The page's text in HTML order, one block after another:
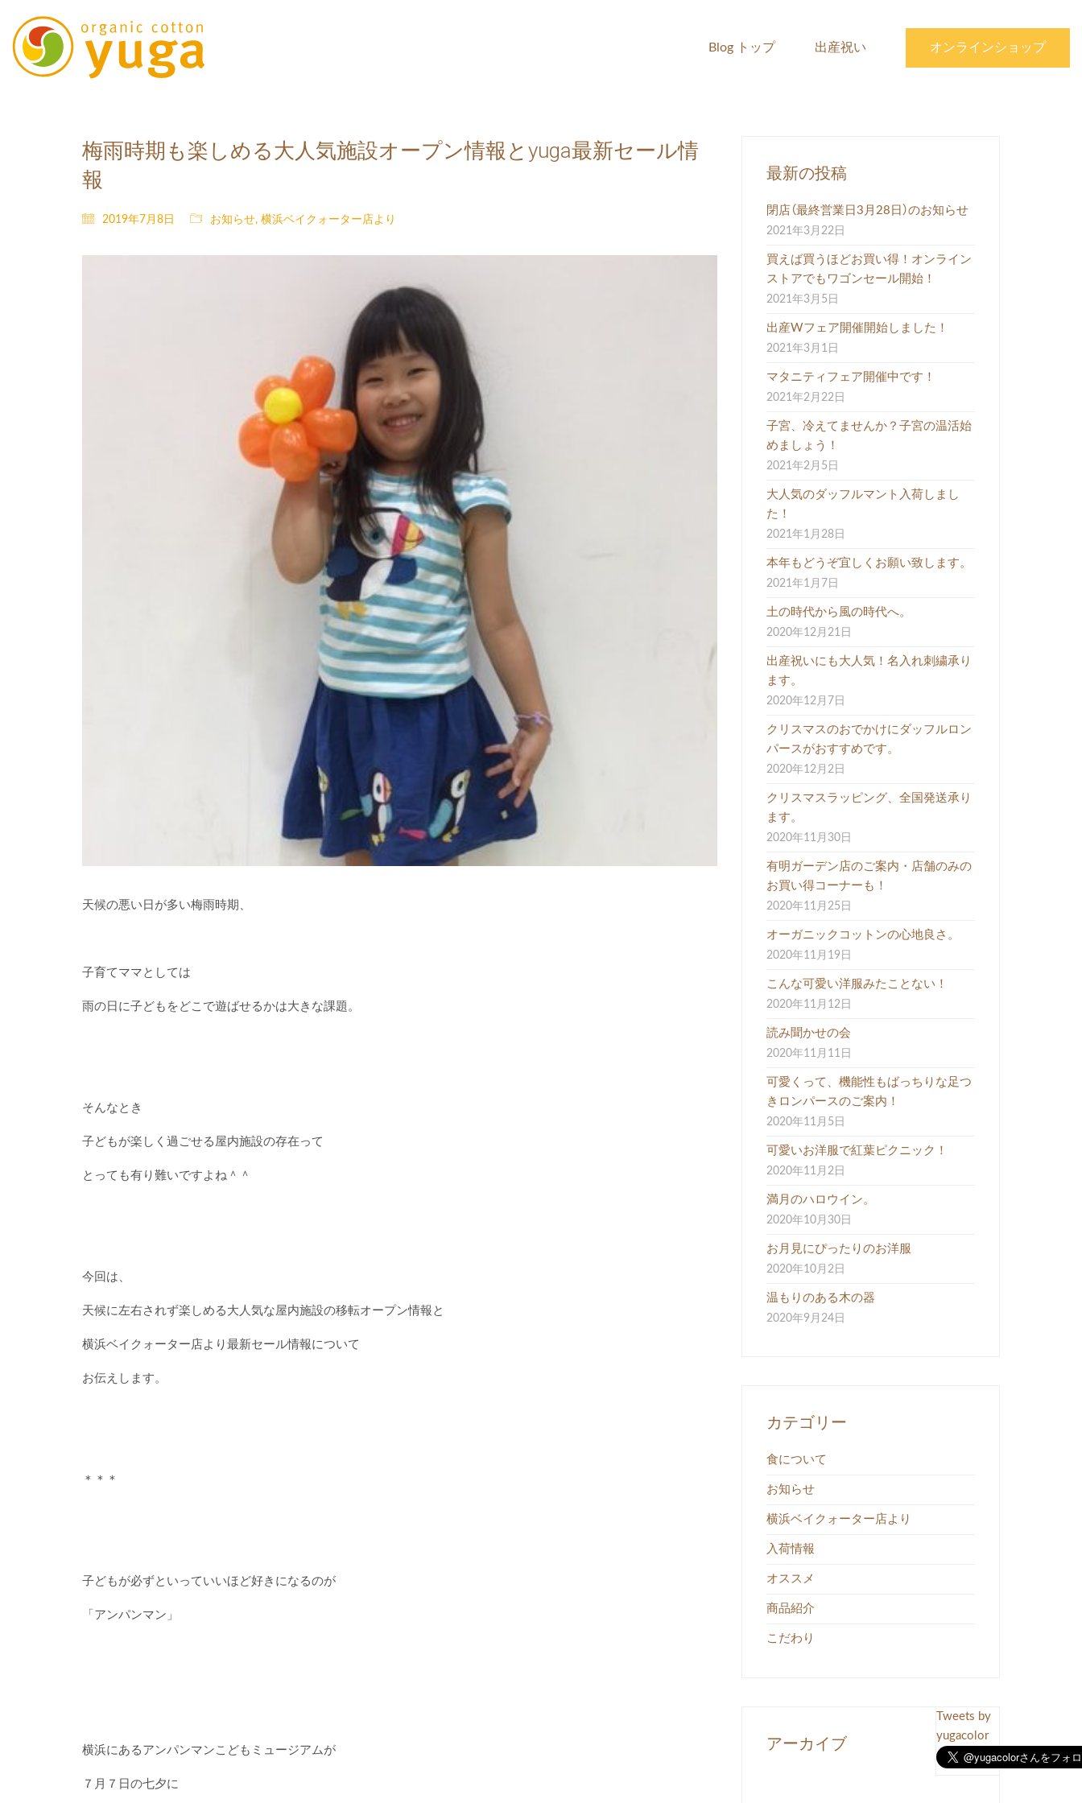
Blog トップ 出産祝い オンラインショップ
梅雨時期も楽しめる大人気施設オープン情報とyuga最新セール情
報
2019年7月8日 お知らせ, 横浜ベイクォーター店より
天候の悪い日が多い梅雨時期、
子育てママとしては
雨の日に子どもをどこで遊ばせるかは大きな課題。
そんなとき
子どもが楽しく過ごせる屋内施設の存在って
とっても有り難いですよね＾＾
今回は、
天候に左右されず楽しめる大人気な屋内施設の移転オープン情報と
横浜ベイクォーター店より最新セール情報について
お伝えします。
＊＊＊
子どもが必ずといっていいほど好きになるのが
「アンパンマン」
横浜にあるアンパンマンこどもミュージアムが
７月７日の七夕に
最新の投稿
閉店（最終営業日3月28日）のお知らせ
2021年3月22日
買えば買うほどお買い得！オンライン
ストアでもワゴンセール開始！
2021年3月5日
出産Wフェア開催開始しました！
2021年3月1日
マタニティフェア開催中です！
2021年2月22日
子宮、冷えてませんか？子宮の温活始
めましょう！
2021年2月5日
大人気のダッフルマント入荷しまし
た！
2021年1月28日
本年もどうぞ宜しくお願い致します。
2021年1月7日
土の時代から風の時代へ。
2020年12月21日
出産祝いにも大人気！名入れ刺繍承り
ます。
2020年12月7日
クリスマスのおでかけにダッフルロン
パースがおすすめです。
2020年12月2日
クリスマスラッピング、全国発送承り
ます。
2020年11月30日
有明ガーデン店のご案内・店舗のみの
お買い得コーナーも！
2020年11月25日
オーガニックコットンの心地良さ。
2020年11月19日
こんな可愛い洋服みたことない！
2020年11月12日
読み聞かせの会
2020年11月11日
可愛くって、機能性もばっちりな足つ
きロンパースのご案内！
2020年11月5日
可愛いお洋服で紅葉ピクニック！
2020年11月2日
満月のハロウイン。
2020年10月30日
お月見にぴったりのお洋服
2020年10月2日
温もりのある木の器
2020年9月24日
カテゴリー
食について
お知らせ
横浜ベイクォーター店より
入荷情報
オススメ
商品紹介
こだわり
Tweets by
yugacolor
アーカイブ